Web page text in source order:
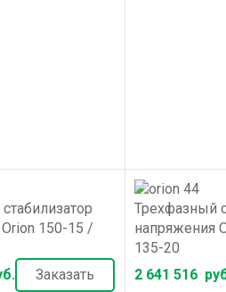
150-15 /
Заказать
Трехфазный
напряжения
135-20
2 641 516